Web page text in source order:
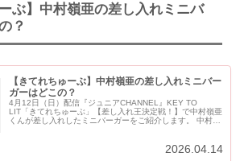
ぶ】中村嶺亜の差し入れミニバ
？
【きてれちゅーぶ】中村嶺亜の差し入れミニバー
ガーはどこの？
4月12日（日）配信『ジュニアCHANNEL』KEY TO
LIT「きてれちゅーぶ」【差し入れ王決定戦！】で中村嶺亜
くんが差し入れしたミニバーガーをご紹介します。 中村嶺
2026.04.14